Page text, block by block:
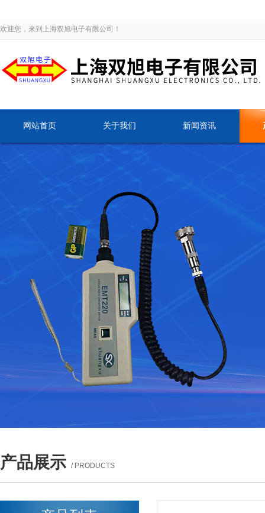
欢迎您，来到上海双旭电子有限公司！
网站首页 关于我们 新闻资讯
产品展示 / PRODUCTS